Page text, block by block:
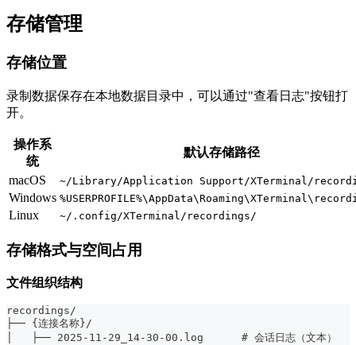
存储管理
存储位置
录制数据保存在本地数据目录中，可以通过"查看日志"按钮打
开。
操作系
统
默认存储路径
macOS ~/Library/Application Support/XTerminal/
Windows
Linux ~/.config/XTerminal/recordings/
存储格式与空间占用
文件组织结构
recordings/
├── {连接名称}/
│   ├── 2025-11-29_14-30-00.log      # 会话日志（文本）